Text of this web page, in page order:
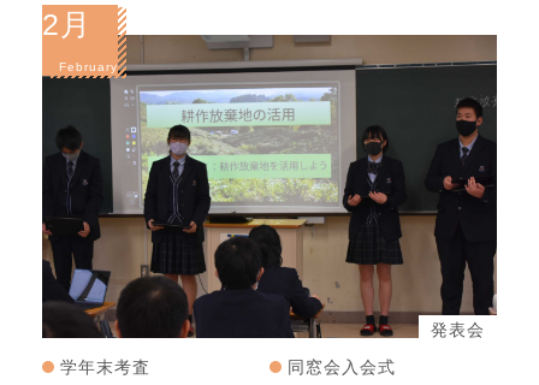
2月
February
発表会
学年末考査
同窓会入会式